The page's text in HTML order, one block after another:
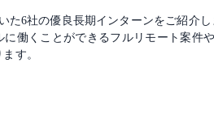
た6社の優良長期インターンをご紹介し
働くことができるフルリモート案件
す。